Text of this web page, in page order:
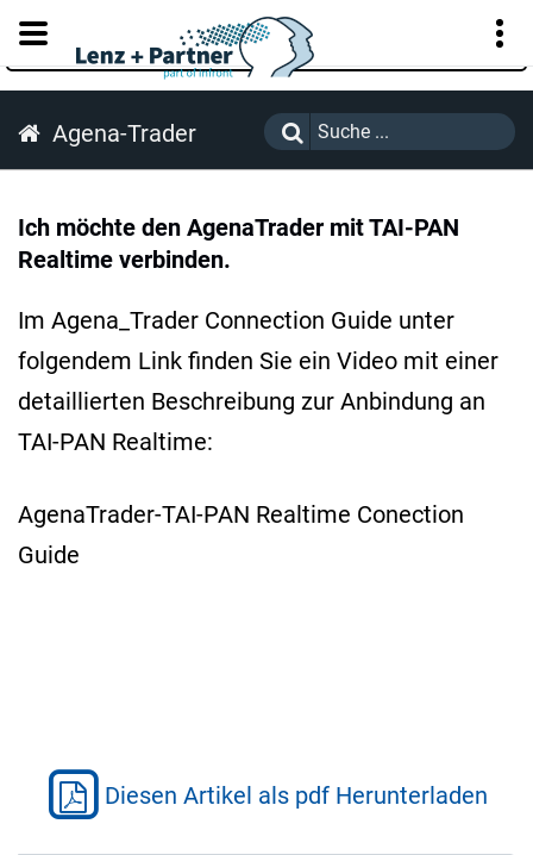
KUNDENPORTAL
Agena-Trader
Ich möchte den AgenaTrader mit TAI-PAN
Realtime verbinden.
Im Agena_Trader Connection Guide unter
folgendem Link finden Sie ein Video mit einer
detaillierten Beschreibung zur Anbindung an
TAI-PAN Realtime:
AgenaTrader-TAI-PAN Realtime Conection
Guide
Diesen Artikel als pdf Herunterladen